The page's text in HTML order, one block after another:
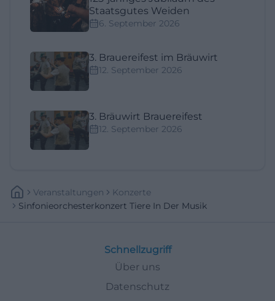
Staatsgutes Weiden
6. September 2026
3. Brauereifest im Bräuwirt
12. September 2026
3. Bräuwirt Brauereifest
12. September 2026
Veranstaltungen
Konzerte
Sinfonieorchesterkonzert Tiere In Der Musik
Schnellzugriff
Über uns
Datenschutz